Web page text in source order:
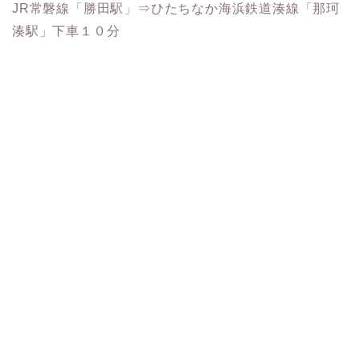
JR常磐線「勝田駅」⇒ひたちなか海浜鉄道湊線「那珂
湊駅」下車１０分